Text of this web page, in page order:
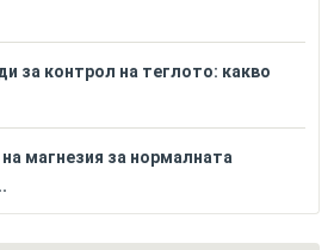
за контрол на теглото: какво
магнезия за нормалната